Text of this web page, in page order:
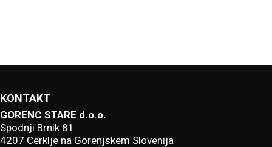
KONTAKT
GORENC STARE d.o.o.
Spodnji Brnik 81
4207 Cerklje na Gorenjskem Slovenija